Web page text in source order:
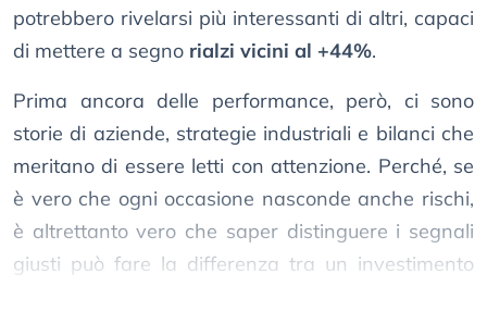
potrebbero rivelarsi più interessanti di altri, capaci
di mettere a segno rialzi vicini al +44%.
Prima ancora delle performance, però, ci sono
storie di aziende, strategie industriali e bilanci che
meritano di essere letti con attenzione. Perché, se
è vero che ogni occasione nasconde anche rischi,
è altrettanto vero che saper distinguere i segnali
giusti può fare la differenza tra un investimento